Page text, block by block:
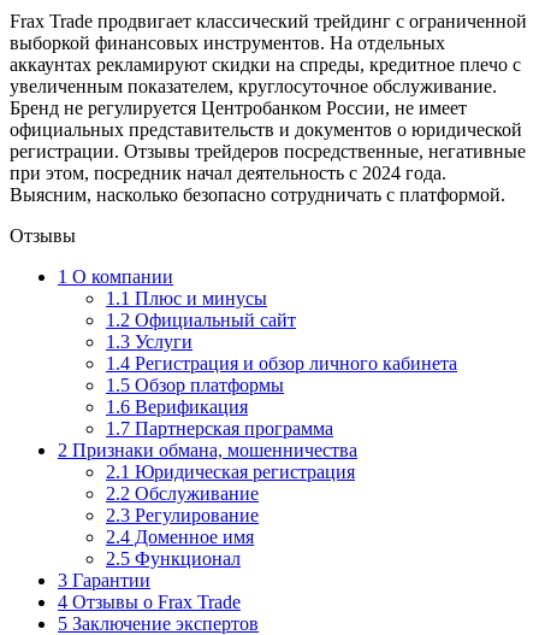
Frax Trade продвигает классический трейдинг с ограниченной
выборкой финансовых инструментов. На отдельных
аккаунтах рекламируют скидки на спреды, кредитное плечо с
увеличенным показателем, круглосуточное обслуживание.
Бренд не регулируется Центробанком России, не имеет
официальных представительств и документов о юридической
регистрации. Отзывы трейдеров посредственные, негативные
при этом, посредник начал деятельность с 2024 года.
Выясним, насколько безопасно сотрудничать с платформой.
Отзывы
1 О компании
1.1 Плюс и минусы
1.2 Официальный сайт
1.3 Услуги
1.4 Регистрация и обзор личного кабинета
1.5 Обзор платформы
1.6 Верификация
1.7 Партнерская программа
2 Признаки обмана, мошенничества
2.1 Юридическая регистрация
2.2 Обслуживание
2.3 Регулирование
2.4 Доменное имя
2.5 Функционал
3 Гарантии
4 Отзывы о Frax Trade
5 Заключение экспертов